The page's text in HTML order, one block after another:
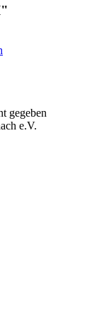
gegeben
e.V.